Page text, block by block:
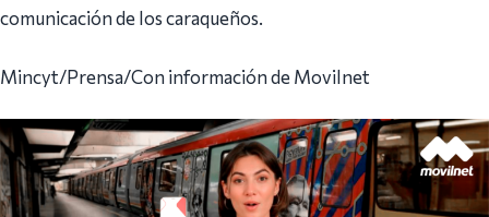
comunicación de los caraqueños.
Mincyt/Prensa/Con información de Movilnet